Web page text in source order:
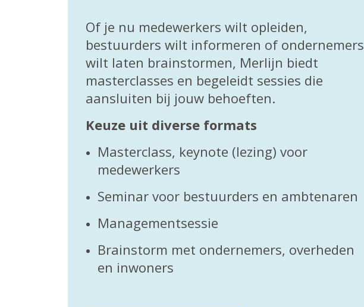
Of je nu medewerkers wilt opleiden,
bestuurders wilt informeren of ondernemers
wilt laten brainstormen, Merlijn biedt
masterclasses en begeleidt sessies die
aansluiten bij jouw behoeften.
Keuze uit diverse formats
Masterclass, keynote (lezing) voor
medewerkers
Seminar voor bestuurders en ambtenaren
Managementsessie
Brainstorm met ondernemers, overheden
en inwoners